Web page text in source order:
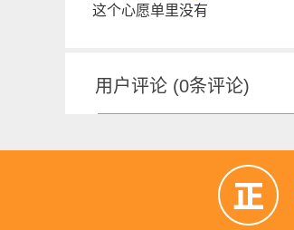
这个心愿单里没有
用户评论 (0条评论)